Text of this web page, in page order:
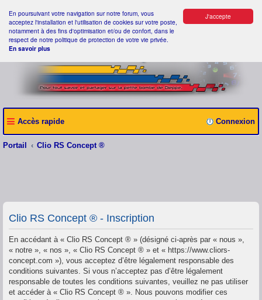
J'accepte
En poursuivant votre navigation sur notre forum, vous
acceptez l'installation et l'utilisation de cookies sur votre poste,
notamment à des fins d'optimisation et/ou de confort, dans le
respect de notre politique de protection de votre vie privée.
En savoir plus
Accès rapide Connexion
Portail Clio RS Concept ®
Clio RS Concept ® - Inscription
En accédant à « Clio RS Concept ® » (désigné ci-après par « nous »,
« notre », « nos », « Clio RS Concept ® » et « https://www.cliors-
concept.com »), vous acceptez d’être légalement responsable des
conditions suivantes. Si vous n’acceptez pas d’être légalement
responsable de toutes les conditions suivantes, veuillez ne pas utiliser
et accéder à « Clio RS Concept ® ». Nous pouvons modifier ces